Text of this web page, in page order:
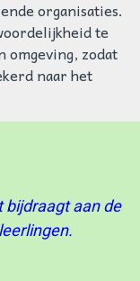
organisaties.
te
omgeving, zodat
naar het
bijdraagt aan de